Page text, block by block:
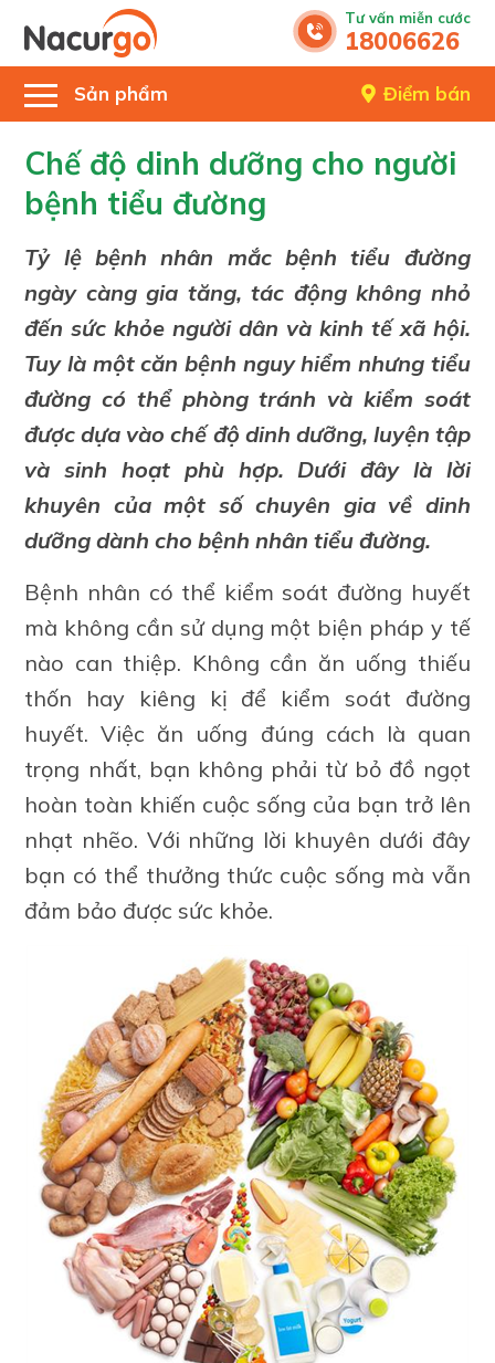
Tư vấn miễn cước
18006626
Sản phẩm Điểm bán
Chế độ dinh dưỡng cho người
bệnh tiểu đường
Tỷ lệ bệnh nhân mắc bệnh tiểu đường
ngày càng gia tăng, tác động không nhỏ
đến sức khỏe người dân và kinh tế xã hội.
Tuy là một căn bệnh nguy hiểm nhưng tiểu
đường có thể phòng tránh và kiểm soát
được dựa vào chế độ dinh dưỡng, luyện tập
và sinh hoạt phù hợp. Dưới đây là lời
khuyên của một số chuyên gia về dinh
dưỡng dành cho bệnh nhân tiểu đường.
Bệnh nhân có thể kiểm soát đường huyết
mà không cần sử dụng một biện pháp y tế
nào can thiệp. Không cần ăn uống thiếu
thốn hay kiêng kị để kiểm soát đường
huyết. Việc ăn uống đúng cách là quan
trọng nhất, bạn không phải từ bỏ đồ ngọt
hoàn toàn khiến cuộc sống của bạn trở lên
nhạt nhẽo. Với những lời khuyên dưới đây
bạn có thể thưởng thức cuộc sống mà vẫn
đảm bảo được sức khỏe.